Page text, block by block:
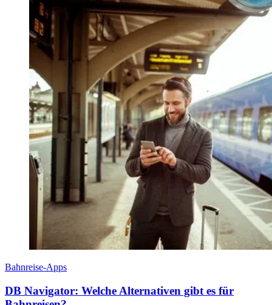
Bahnreise-Apps
DB Navigator: Welche Alternativen gibt es für